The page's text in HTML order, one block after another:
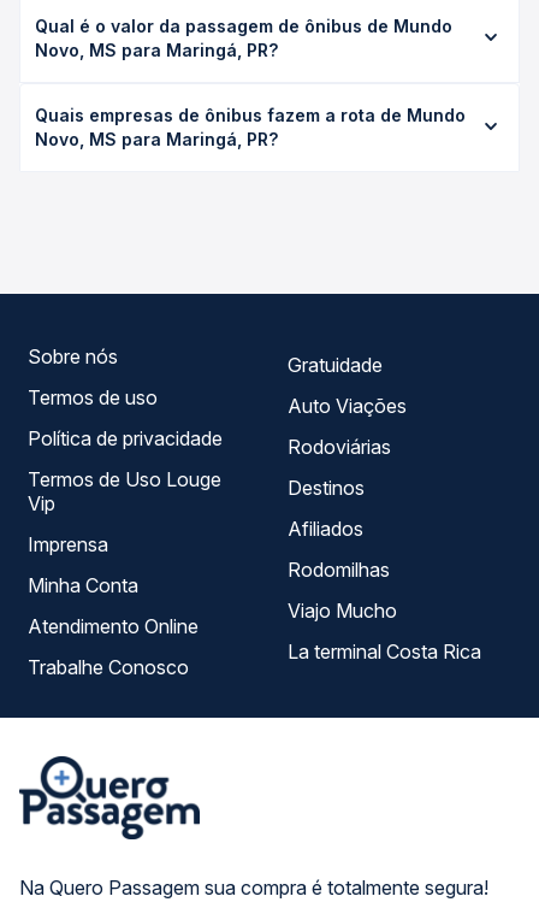
leva em média 6h 46min, podendo variar conforme a
viação, o tipo de serviço (convencional, executivo ou
exata de cada opção na data desejada.
Qual é o valor da passagem de ônibus de Mundo
Novo, MS para Maringá, PR?
para Maringá, PR custa em média R$ 127,08 e varia
conforme a data da viagem, a empresa, o tipo de poltrona
Quais empresas de ônibus fazem a rota de Mundo
Novo, MS para Maringá, PR?
Na Quero Passagem sua compra é totalmente segura!
Sobre nós
Termos de uso
Política de privacidade
Termos de Uso Louge
Vip
Imprensa
Minha Conta
Atendimento Online
Trabalhe Conosco
Gratuidade
Auto Viações
Rodoviárias
Destinos
Afiliados
Rodomilhas
Viajo Mucho
La terminal Costa Rica